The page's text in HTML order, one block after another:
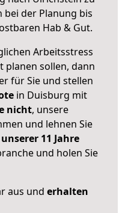
bei der Planung bis
Hab & Gut.
Arbeitsstress
planen sollen, dann
für Sie und stellen
in Duisburg mit
nicht, unsere
und lehnen Sie
11 Jahre
und holen Sie
aus und erhalten